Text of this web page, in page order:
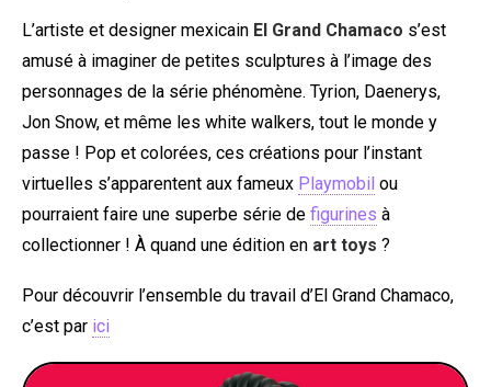
L’artiste et designer mexicain El Grand Chamaco s’est
amusé à imaginer de petites sculptures à l’image des
personnages de la série phénomène. Tyrion, Daenerys,
Jon Snow, et même les white walkers, tout le monde y
passe ! Pop et colorées, ces créations pour l’instant
virtuelles s’apparentent aux fameux Playmobil ou
pourraient faire une superbe série de figurines à
collectionner ! À quand une édition en art toys ?
Pour découvrir l’ensemble du travail d’El Grand Chamaco,
c’est par ici